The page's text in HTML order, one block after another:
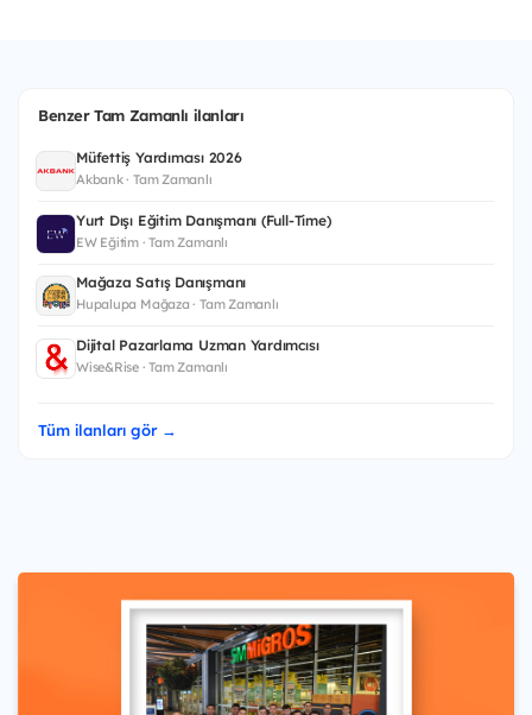
Benzer Tam Zamanlı ilanları
Müfettiş Yardımcısı 2026
Akbank · Tam Zamanlı
Yurt Dışı Eğitim Danışmanı (Full-Time)
EW Eğitim · Tam Zamanlı
Mağaza Satış Danışmanı
Hupalupa Mağaza · Tam Zamanlı
Dijital Pazarlama Uzman Yardımcısı
Wise&Rise · Tam Zamanlı
Tüm ilanları gör →